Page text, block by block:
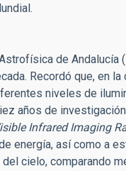
de Andalucía
Recordó que, en
niveles de
años de
Infrared Imaging
energía, así como a
cielo, comparando